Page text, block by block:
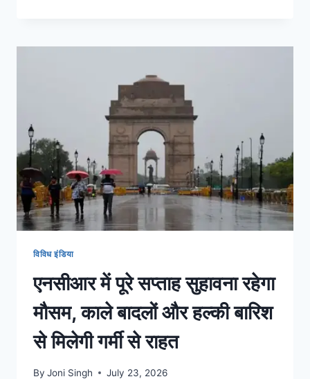
विविध इंडिया
एनसीआर में पूरे सप्ताह सुहावना रहेगा
मौसम, काले बादलों और हल्की बारिश
से मिलेगी गर्मी से राहत
By Joni Singh July 23, 2026